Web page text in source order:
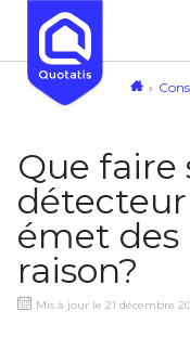
Que faire
émet des
raison?
Mis à jour le 21 décembre